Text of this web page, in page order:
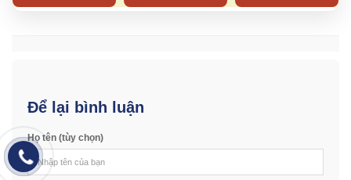
Để lại bình luận
Họ tên (tùy chọn)